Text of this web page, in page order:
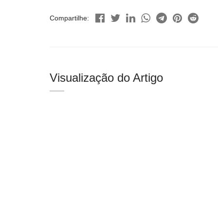
Compartilhe:
Visualização do Artigo